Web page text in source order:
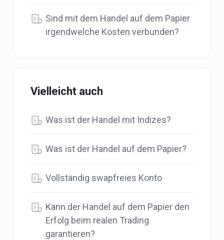
Sind mit dem Handel auf dem Papier
irgendwelche Kosten verbunden?
Vielleicht auch
Was ist der Handel mit Indizes?
Was ist der Handel auf dem Papier?
Vollständig swapfreies Konto
Kann der Handel auf dem Papier den
Erfolg beim realen Trading
garantieren?